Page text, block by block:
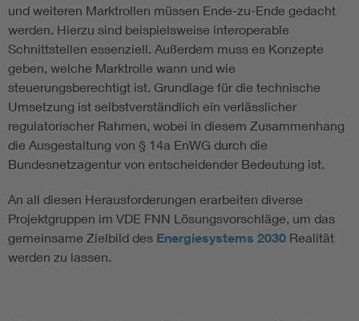
und weiteren Marktrollen müssen Ende-zu-Ende gedacht
werden. Hierzu sind beispielsweise interoperable
Schnittstellen essenziell. Außerdem muss es Konzepte
geben, welche Marktrolle wann und wie
steuerungsberechtigt ist. Grundlage für die technische
Umsetzung ist selbstverständlich ein verlässlicher
regulatorischer Rahmen, wobei in diesem Zusammenhang
die Ausgestaltung von § 14a EnWG durch die
Bundesnetzagentur von entscheidender Bedeutung ist.
An all diesen Herausforderungen erarbeiten diverse
Projektgruppen im VDE FNN Lösungsvorschläge, um das
gemeinsame Zielbild des Energiesystems 2030 Realität
werden zu lassen.